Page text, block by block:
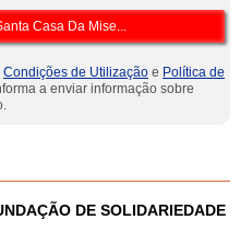
Condições de Utilização e Política de
a enviar informação sobre
DE SOLIDARIEDADE